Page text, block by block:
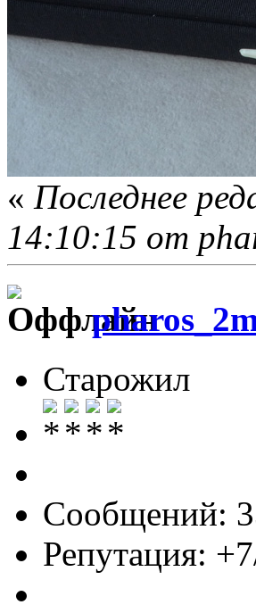
« Последнее
14:10:15 от
Старожил
Сообщений:
Репутация: